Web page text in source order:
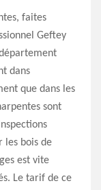
faites
Geftey
dans
que dans les
sont
les bois de
est vite
Le tarif de ce